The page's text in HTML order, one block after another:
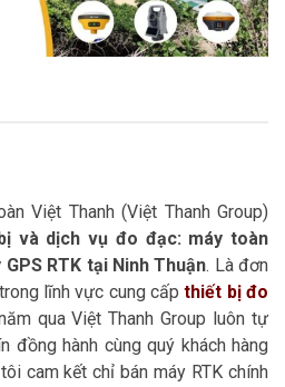
Việt Thanh (Việt Thanh Group)
và dịch vụ đo đạc: máy toàn
RTK tại Ninh Thuận. Là đơn
lĩnh vực cung cấpthiết bị đo
qua Việt Thanh Group luôn tự
đồng hành cùng quý khách hàng
cam kết chỉ bán máy RTK chính